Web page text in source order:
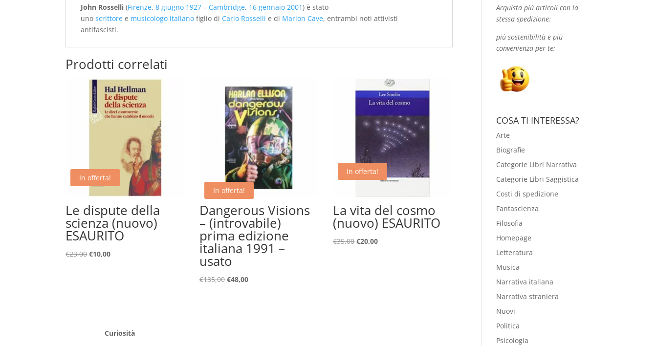
ed.
nuovo
John Rosselli (Firenze,8 giugno 1927 – Cambridge, 16 gennaio 2001) è stato
unoscrittore e musicologo italiano figlio di Carlo Rosselli e di Marion Cave, entrambi noti attivisti
antifascisti.
Prodotti correlati
In offerta!
Le dispute della
scienza (nuovo)
ESAURITO
€23,00Il
€10,00Il
In offerta!
Dangerous Visions
– (introvabile)
prima edizione
italiana 1991 –
usato
€135,00 Il
€48,00Il
In offerta!
La vita del cosmo
(nuovo) ESAURITO
€35,00Il
€20,00Il
Curiosità
Acquista più articoli con la
stessa spedizione:
più sostenibilità e più
convenienza per te:
COSA TI INTERESSA?
Arte
Biografie
Categorie Libri Narrativa
Categorie Libri Saggistica
Costi di spedizione
Fantascienza
Filosofia
Homepage
Letteratura
Musica
Narrativa italiana
Narrativa straniera
Nuovi
Politica
Psicologia